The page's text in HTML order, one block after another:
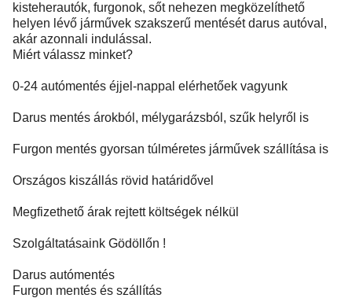
kisteherautók, furgonok, sőt nehezen megközelíthető
helyen lévő járművek szakszerű mentését darus autóval,
akár azonnali indulással.
Miért válassz minket?
0-24 autómentés éjjel-nappal elérhetőek vagyunk
Darus mentés árokból, mélygarázsból, szűk helyről is
Furgon mentés gyorsan túlméretes járművek szállítása is
Országos kiszállás rövid határidővel
Megfizethető árak rejtett költségek nélkül
Szolgáltatásaink Gödöllőn !
Darus autómentés
Furgon mentés és szállítás